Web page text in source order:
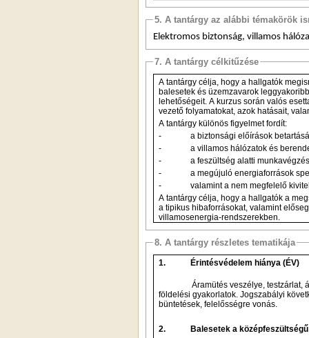
5. A tantárgy az alábbi témakörök
Elektromos biztonság, villamos
7. A tantárgy célkitűzése
A tantárgy célja, hogy a hallgatók megismerjék az elektromos rendszerekben előforduló meghibásodások,
balesetek és üzemzavarok leggyakoribb típusait, azok okait,
lehetőségeit. A kurzus során valós esettanulmányokon és gyakorlati példákon keresztül mutatjuk be a hibákhoz
A tantárgy különös figyelmet fordít:
-
a biztonsági
-
a villamos
-
-
a
-
A tantárgy célja, hogy a hallgatók a megszerzett ismeretek birtokában képesek legyenek felismerni és elkerülni
a tipikus hibaforrásokat, valamint elősegíteni a biztonságos üzemeltetést és a
villamosenergia-rendszerekben.
8. A tantárgy részletes tematikája
1. Érintésvédelem hiánya (ÉV)
földelési gyakorlatok.
büntetések, felelősségre vonás.
2.